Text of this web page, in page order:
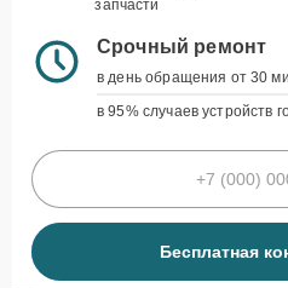
запчасти
Срочный ремонт
в день обращения от 30
в 95% случаев устройств
Бесплатная